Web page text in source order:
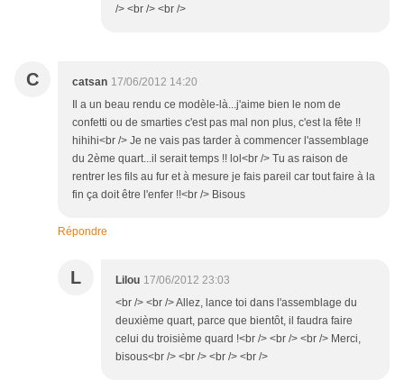
/> <br /> <br />
C catsan 17/06/2012 14:20
Il a un beau rendu ce modèle-là...j'aime bien le nom de
confetti ou de smarties c'est pas mal non plus, c'est la fête !!
hihihi<br /> Je ne vais pas tarder à commencer l'assemblage
du 2ème quart...il serait temps !! lol<br /> Tu as raison de
rentrer les fils au fur et à mesure je fais pareil car tout faire à la
fin ça doit être l'enfer !!<br /> Bisous
Répondre
L Lilou 17/06/2012 23:03
<br /> <br /> Allez, lance toi dans l'assemblage du
deuxième quart, parce que bientôt, il faudra faire
celui du troisième quard !<br /> <br /> <br /> Merci,
bisous<br /> <br /> <br /> <br />